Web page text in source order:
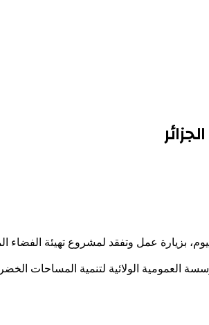
بزيارة عمل وتفقد لمشروع تهيئة الفضاء